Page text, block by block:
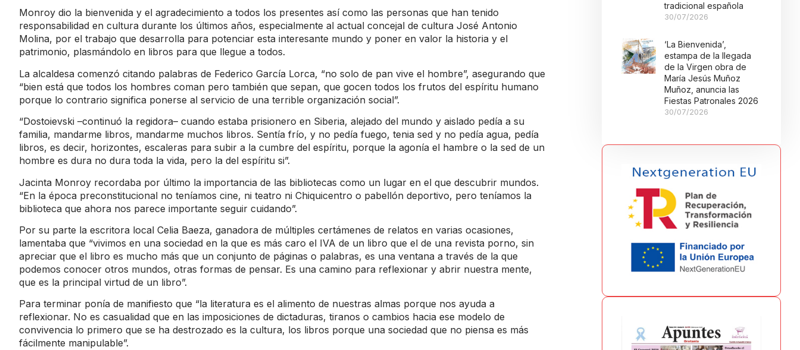
Monroy dio la bienvenida y el agradecimiento a todos los presentes así como las personas que han tenido
responsabilidad en cultura durante los últimos años, especialmente al actual concejal de cultura José Antonio
Molina, por el trabajo que desarrolla para potenciar esta interesante mundo y poner en valor la historia y el
patrimonio, plasmándolo en libros para que llegue a todos.
La alcaldesa comenzó citando palabras de Federico García Lorca, “no solo de pan vive el hombre”, asegurando que
“bien está que todos los hombres coman pero también que sepan, que gocen todos los frutos del espíritu humano
porque lo contrario significa ponerse al servicio de una terrible organización social”.
“Dostoievski –continuó la regidora– cuando estaba prisionero en Siberia, alejado del mundo y aislado pedía a su
familia, mandarme libros, mandarme muchos libros. Sentía frío, y no pedía fuego, tenia sed y no pedía agua, pedía
libros, es decir, horizontes, escaleras para subir a la cumbre del espíritu, porque la agonía el hambre o la sed de un
hombre es dura no dura toda la vida, pero la del espíritu si”.
Jacinta Monroy recordaba por último la importancia de las bibliotecas como un lugar en el que descubrir mundos.
“En la época preconstitucional no teníamos cine, ni teatro ni Chiquicentro o pabellón deportivo, pero teníamos la
biblioteca que ahora nos parece importante seguir cuidando”.
Por su parte la escritora local Celia Baeza, ganadora de múltiples certámenes de relatos en varias ocasiones,
lamentaba que “vivimos en una sociedad en la que es más caro el IVA de un libro que el de una revista porno, sin
apreciar que el libro es mucho más que un conjunto de páginas o palabras, es una ventana a través de la que
podemos conocer otros mundos, otras formas de pensar. Es una camino para reflexionar y abrir nuestra mente,
que es la principal virtud de un libro”.
Para terminar ponía de manifiesto que “la literatura es el alimento de nuestras almas porque nos ayuda a
reflexionar. No es casualidad que en las imposiciones de dictaduras, tiranos o cambios hacia ese modelo de
convivencia lo primero que se ha destrozado es la cultura, los libros porque una sociedad que no piensa es más
fácilmente manipulable”.
tradicional española
30/07/2026
‘La Bienvenida’,
estampa de la llegada
de la Virgen obra de
María Jesús Muñoz
Muñoz, anuncia las
Fiestas Patronales 2026
30/07/2026